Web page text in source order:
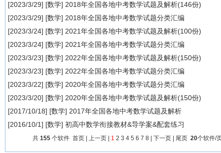
[2023/3/29] [数学] 2018年全国各地中考数学试题及解析(146份)
[2023/3/29] [数学] 2018年全国各地中考数学试题分类汇编
[2023/3/24] [数学] 2021年全国各地中考数学试题及解析(100份)
[2023/3/24] [数学] 2021年全国各地中考数学试题分类汇编
[2023/3/23] [数学] 2022年全国各地中考数学试题及解析(150份)
[2023/3/23] [数学] 2022年全国各地中考数学试题分类汇编
[2023/3/22] [数学] 2020年全国各地中考数学试题分类汇编
[2023/3/20] [数学] 2020年全国各地中考数学试题及解析(150份)
[2017/10/18] [数学] 2017年全国各地中考数学试题及解析
[2016/10/1] [数学] 初高中数学衔接教材&导学案&配套练习
共 155个软件 首页 | 上一页 | 1 2 3 4 5 6 7 8| 下一页| 尾页 20个软件/